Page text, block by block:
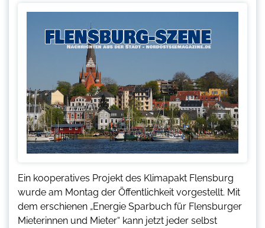
Ein kooperatives Projekt des Klimapakt Flensburg
wurde am Montag der Öffentlichkeit vorgestellt. Mit
dem erschienen „Energie Sparbuch für Flensburger
Mieterinnen und Mieter“ kann jetzt jeder selbst